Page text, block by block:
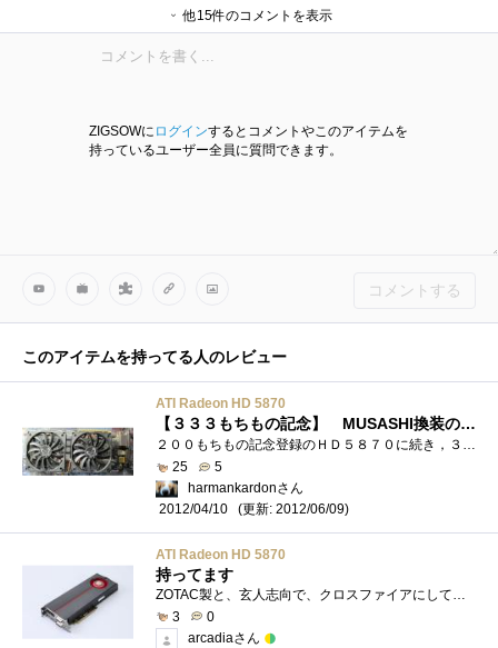
ヒロ妨さん
Sheltieさん
ＹＡＷＡさん
fuji2001さん
s3zm4rさん
退会したユーザーさん
Addlerさん
ネイエフさん
ネイエフさん
退会したユーザーさん
Picardさん 他15件のコメントを表示
ZIGSOWに ログインするとコメントやこのアイテムを
持っているユーザー全員に質問できます。
コメントする
このアイテムを持ってる人のレビュー
ATI Radeon HD 5870
【３３３もちもの記念】 MUSASHI換装のRadeon HD5870(used)
２００もちもの記念登録のＨＤ５８７０に続き，３３３もちもの記念登録もＨＤ５８７０となりました．今回も，中古のRadeonHD5870を入手です．今�...
25
5
harmankardonさん
2012/04/10
(更新: 2012/06/09)
ATI Radeon HD 5870
持ってます
ZOTAC製と、玄人志向で、クロスファイアにしています。単体では、そろそろ厳しいゲームもあるかも知れませんが、C/Fなら、十分現役です。
3
0
arcadiaさん